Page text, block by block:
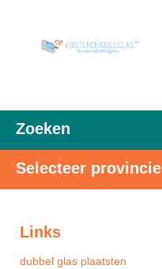
Zoeken
Selecteer provincie
Links
dubbel glas plaatsten